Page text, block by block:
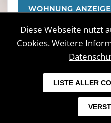
WOHNUNG
residenz-zum-
vorbehalten.
Datenschutz
Diese Webseite nutzt
Cookies. Weitere
LISTE ALLER